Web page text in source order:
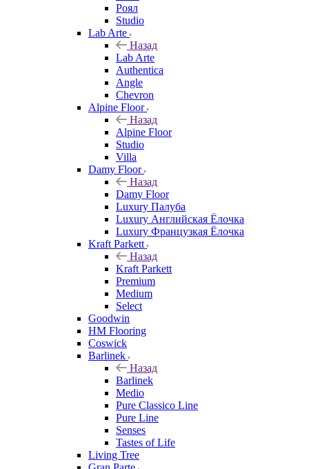
Роял
Studio
Lab Arte
Назад
Lab Arte
Authentica
Angle
Chevron
Alpine Floor
Назад
Alpine Floor
Studio
Villa
Damy Floor
Назад
Damy Floor
Luxury Палуба
Luxury Английская Ёлочка
Luxury Французкая Ёлочка
Kraft Parkett
Назад
Kraft Parkett
Premium
Medium
Select
Goodwin
HM Flooring
Coswick
Barlinek
Назад
Barlinek
Medio
Pure Classico Line
Pure Line
Senses
Tastes of Life
Living Tree